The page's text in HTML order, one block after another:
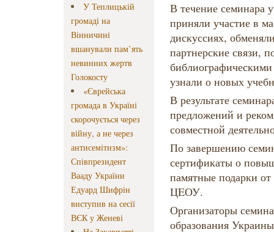
У Теплицькій
громаді на
Вінничині
вшанували пам’ять
невинних жертв
Голокосту
«Єврейська
громада в Україні
скорочується через
війну, а не через
антисемітизм»:
Співпрезидент
Вааду України
Едуард Шифрін
виступив на сесії
ВЄК у Женеві
В течение семинара
приняли участие в
дискуссиях,
партнерские связи,
узнали о новых
В результате
предложений и
совместной
По завершению
сертификаты о
памятные подарки от
ЦEОУ.
Организаторы
образования